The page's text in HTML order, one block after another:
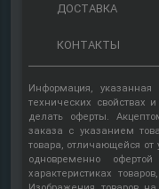
ДОСТАВКА
КОНТАКТЫ
Информация,
технических свойствах
делать оферты.
заказа с указанием
товара, отличающейся от
одновременно
характеристиках